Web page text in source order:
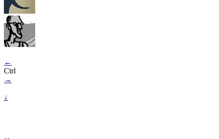
←
Ctrl
→
↓